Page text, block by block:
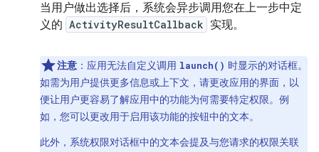
当用户做出选择后，系统会异步调用您在上一步中定
义的 ActivityResultCallback 实现。
注意 ：应用无法自定义调用 launch() 时显示的对话框。
如需为用户提供更多信息或上下文，请更改应用的界面，以
便让用户更容易了解应用中的功能为何需要特定权限。例
如，您可以更改用于启用该功能的按钮中的文本。
此外，系统权限对话框中的文本会提及与您请求的权限关联